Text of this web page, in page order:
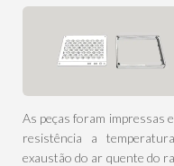
As peças foram impressas
resistência a
exaustão do ar quente do